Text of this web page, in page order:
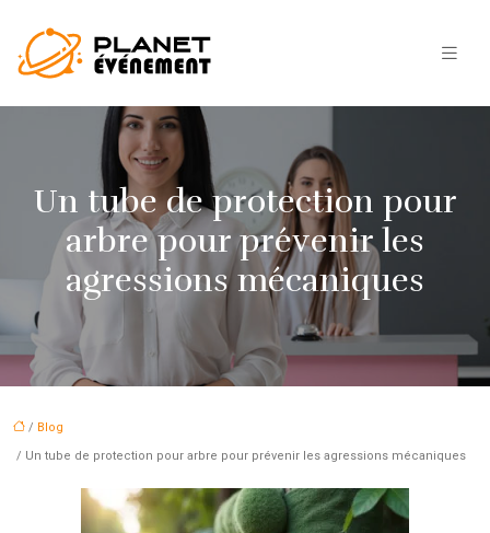
Un tube de protection pour
arbre pour prévenir les
agressions mécaniques
/ Blog
/ Un tube de protection pour arbre pour prévenir les agressions mécaniques